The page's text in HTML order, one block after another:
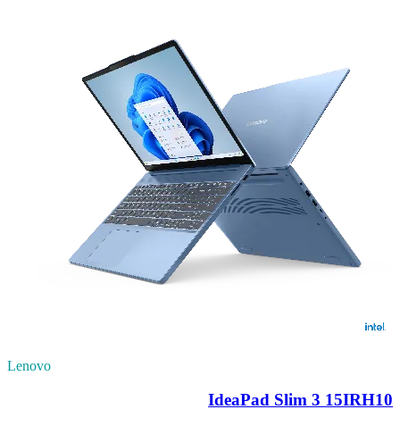
Lenovo
IdeaPad Slim 3 15IRH10